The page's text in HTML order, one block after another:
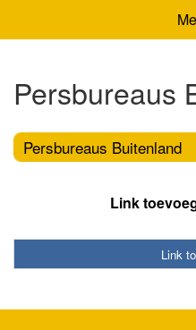
Persbureaus
Persbureaus Buitenland
Link
Link